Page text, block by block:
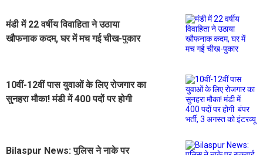
मंडी में 22 वर्षीय विवाहिता ने उठाया
खौफनाक कदम, घर में मच गई चीख-पुकार
10वीं-12वीं पास युवाओं के लिए रोजगार का
सुनहरा मौका! मंडी में 400 पदों पर होगी
‌Bilaspur News: पुलिस ने नाके पर